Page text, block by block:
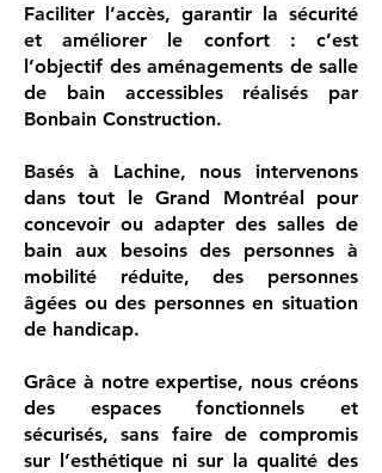
Faciliter l’accès, garantir la sécurité
et améliorer le confort : c’est
l’objectif des aménagements de salle
de bain accessibles réalisés par
Bonbain Construction.
Basés à Lachine, nous intervenons
dans tout le Grand Montréal pour
concevoir ou adapter des salles de
bain aux besoins des personnes à
mobilité réduite, des personnes
âgées ou des personnes en situation
de handicap.
Grâce à notre expertise, nous créons
des espaces fonctionnels et
sécurisés, sans faire de compromis
sur l’esthétique ni sur la qualité des